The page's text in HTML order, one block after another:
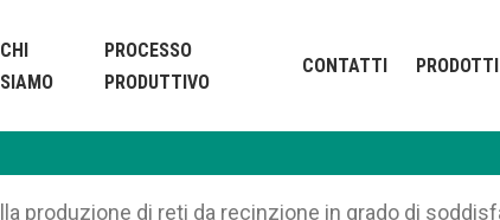
CHI
SIAMO
PROCESSO
PRODUTTIVO
CONTATTI PRODOTTI
produzione di reti da recinzione in grado di